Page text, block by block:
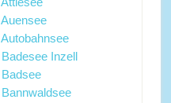
Inzell